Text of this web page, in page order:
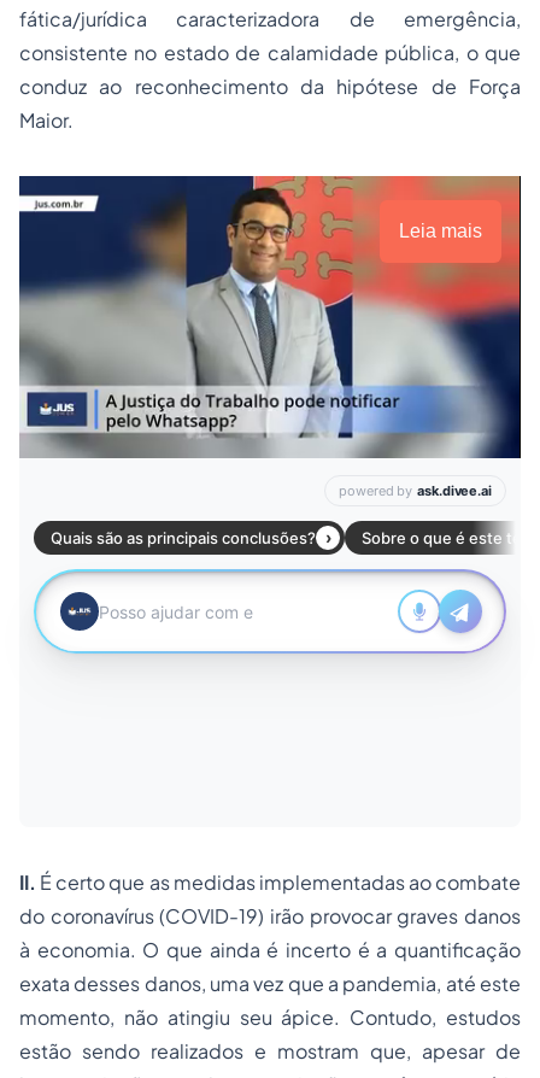
fática/jurídica caracterizadora de emergência,
consistente no estado de calamidade pública, o que
conduz ao reconhecimento da hipótese de Força
Maior.
Leia mais
II. É certo que as medidas implementadas ao combate
do coronavírus (COVID-19) irão provocar graves danos
à economia. O que ainda é incerto é a quantificação
exata desses danos, uma vez que a pandemia, até este
momento, não atingiu seu ápice. Contudo, estudos
estão sendo realizados e mostram que, apesar de